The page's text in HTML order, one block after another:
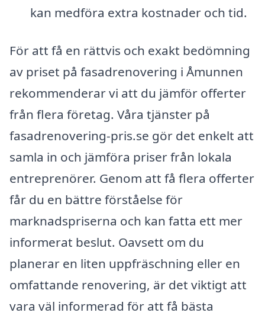
kan medföra extra kostnader och tid.
För att få en rättvis och exakt bedömning
av priset på fasadrenovering i Åmunnen
rekommenderar vi att du jämför offerter
från flera företag. Våra tjänster på
fasadrenovering-pris.se gör det enkelt att
samla in och jämföra priser från lokala
entreprenörer. Genom att få flera offerter
får du en bättre förståelse för
marknadspriserna och kan fatta ett mer
informerat beslut. Oavsett om du
planerar en liten uppfräschning eller en
omfattande renovering, är det viktigt att
vara väl informerad för att få bästa